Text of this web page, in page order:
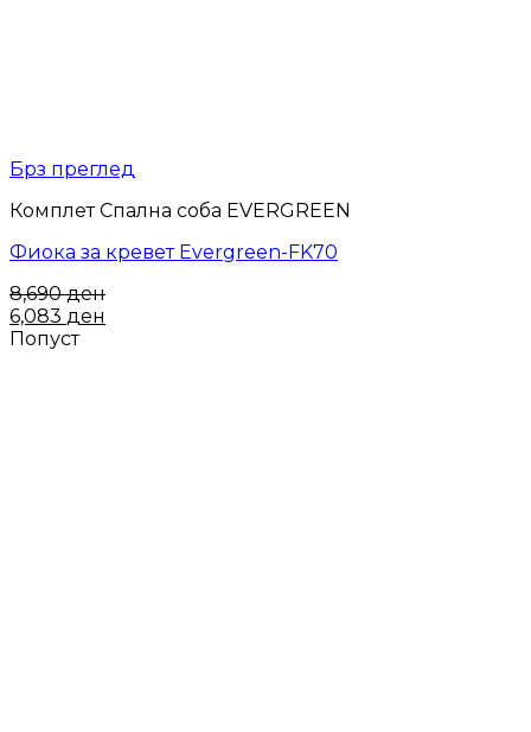
Брз преглед
Комплет Спална соба EVERGREEN
Фиока за кревет Evergreen-FK70
8,690ден
6,083 ден
Попуст